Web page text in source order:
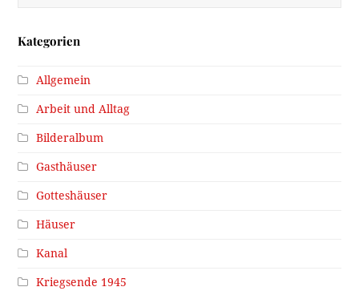
Kategorien
Allgemein
Arbeit und Alltag
Bilderalbum
Gasthäuser
Gotteshäuser
Häuser
Kanal
Kriegsende 1945